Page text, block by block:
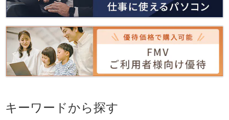
キーワードから探す